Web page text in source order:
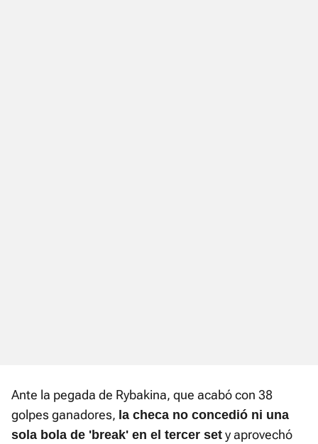
Ante la pegada de Rybakina, que acabó con 38
golpes ganadores, la checa no concedió ni una
sola bola de 'break' en el tercer set y aprovechó